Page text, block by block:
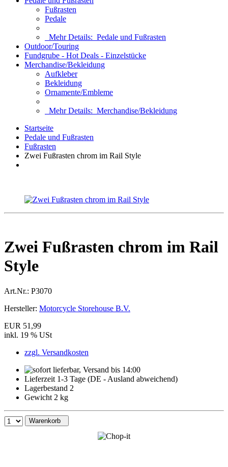
Fußrasten
Pedale
Mehr Details: Pedale und Fußrasten
Outdoor/Touring
Fundgrube - Hot Deals - Einzelstücke
Merchandise/Bekleidung
Aufkleber
Bekleidung
Ornamente/Embleme
Mehr Details: Merchandise/Bekleidung
Startseite
Pedale und Fußrasten
Fußrasten
Zwei Fußrasten chrom im Rail Style
Zwei Fußrasten chrom im Rail
Style
Art.Nr.: P3070
Hersteller: Motorcycle Storehouse B.V.
EUR 51,99
inkl. 19 % USt
zzgl. Versandkosten
Lieferzeit 1-3 Tage (DE - Ausland abweichend)
Lagerbestand 2
Gewicht 2 kg
Warenkorb